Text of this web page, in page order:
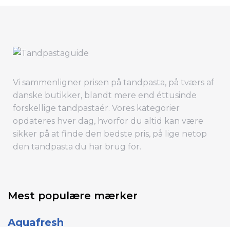
Vi sammenligner prisen på tandpasta, på tværs af
danske butikker, blandt mere end éttusinde
forskellige tandpastaér. Vores kategorier
opdateres hver dag, hvorfor du altid kan være
sikker på at finde den bedste pris, på lige netop
den tandpasta du har brug for.
Mest populære mærker
Aquafresh